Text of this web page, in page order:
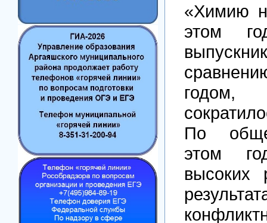
«Химию
этом
По
этом
высоких